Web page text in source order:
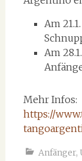
Am
Am
Mehr Infos:
https://
Anfänger,